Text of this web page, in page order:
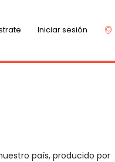
Iniciar sesión
país, producido por